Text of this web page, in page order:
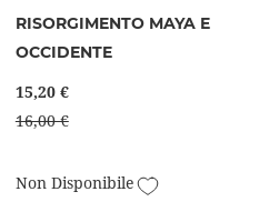
RISORGIMENTO MAYA E
OCCIDENTE
15,20 €
16,00 €
Non Disponibile Aggiungi alla